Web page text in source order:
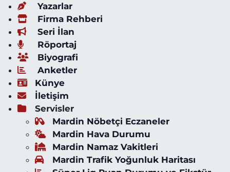
Yazarlar
Firma Rehberi
Seri İlan
Röportaj
Biyografi
Anketler
Künye
İletişim
Servisler
Mardin Nöbetçi Eczaneler
Mardin Hava Durumu
Mardin Namaz Vakitleri
Mardin Trafik Yoğunluk Haritası